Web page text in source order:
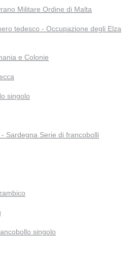
Militare Ordine di Malta
tedesco - Occupazione degli Elza
e Colonie
singolo
Sardegna Serie di francobolli
singolo